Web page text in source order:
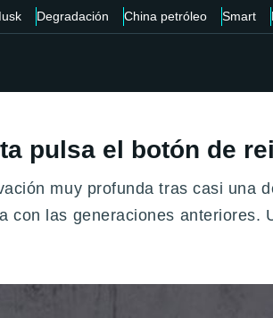
Degradación China petróleo Smart
pulsa el botón de
muy profunda tras casi
con las generaciones